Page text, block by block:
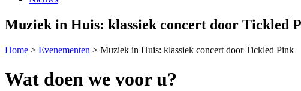
Muziek in Huis: klassiek concert door Tickled
Home > Evenementen > Muziek in Huis: klassiek concert door Tickled Pink
Wat doen we voor u?